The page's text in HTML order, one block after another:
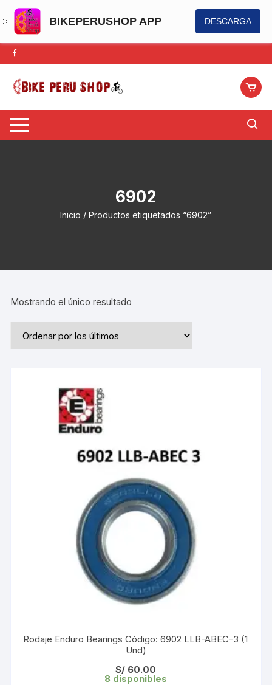
BIKEPERUSHOP APP DESCARGA
Saltar
al
contenido
6902
Inicio / Productos etiquetados “6902”
Mostrando el único resultado
Rodaje Enduro Bearings Código: 6902 LLB-ABEC-3 (1
Und)
S/ 60.00
8 disponibles